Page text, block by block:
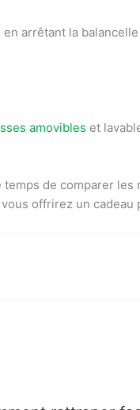
arrêtant la
amovibles et
de comparer les
offrirez un